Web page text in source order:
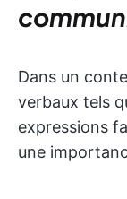
Dans un
verbaux tels
expressions
une